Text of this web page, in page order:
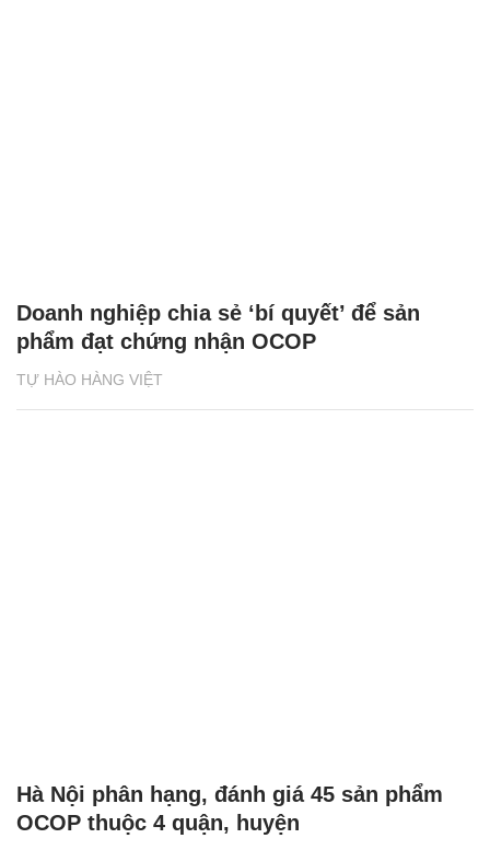
TỰ HÀO HÀNG VIỆT
Doanh nghiệp chia sẻ ‘bí quyết’ để sản
phẩm đạt chứng nhận OCOP
Hà Nội phân hạng, đánh giá 45 sản phẩm
OCOP thuộc 4 quận, huyện